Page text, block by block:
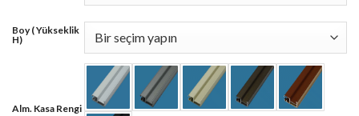
Boy ( Yükseklik
H)
Alm. Kasa Rengi